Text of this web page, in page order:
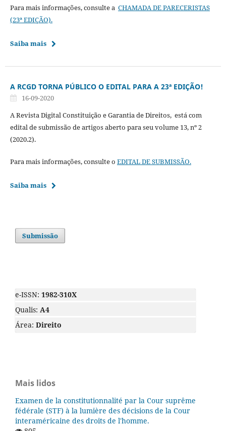
Para mais informações, consulte a CHAMADA DE PARECERISTAS
(23ª EDIÇÃO).
Saiba mais
A RCGD TORNA PÚBLICO O EDITAL PARA A 23ª EDIÇÃO!
16-09-2020
A Revista Digital Constituição e Garantia de Direitos, está com
edital de submissão de artigos aberto para seu volume 13, nº 2
(2020.2).
Para mais informações, consulte o EDITAL DE SUBMISSÃO.
Saiba mais
Submissão
e-ISSN: 1982-310X
Qualis: A4
Área: Direito
Mais lidos
Examen de la constitutionnalité par la Cour suprême
fédérale (STF) à la lumière des décisions de la Cour
interaméricaine des droits de l'homme.